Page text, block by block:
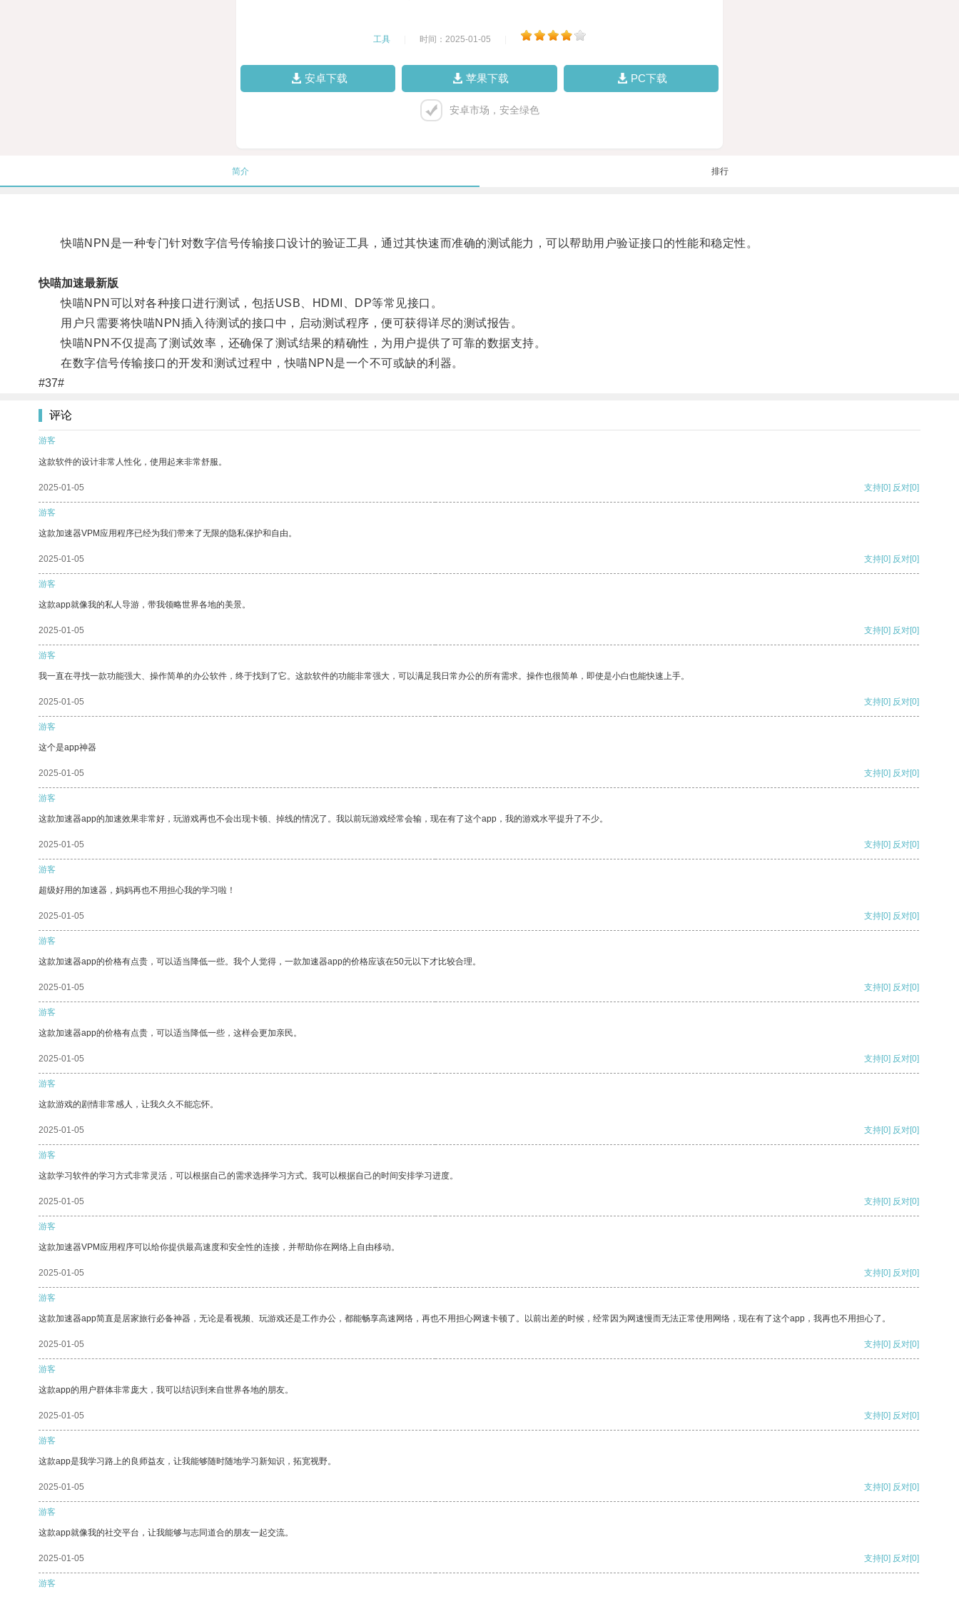
工具 时间：2025-01-05
安卓下载 苹果下载 PC下载
安卓市场，安全绿色
简介 排行
快喵NPN是一种专门针对数字信号传输接口设计的验证工具，通过其快速而准确的测试能力，可以帮助用户验证接口的性能和稳定性。
快喵加速最新版
快喵NPN可以对各种接口进行测试，包括USB、HDMI、DP等常见接口。
用户只需要将快喵NPN插入待测试的接口中，启动测试程序，便可获得详尽的测试报告。
快喵NPN不仅提高了测试效率，还确保了测试结果的精确性，为用户提供了可靠的数据支持。
在数字信号传输接口的开发和测试过程中，快喵NPN是一个不可或缺的利器。
#37#
评论
游客
这款软件的设计非常人性化，使用起来非常舒服。
2025-01-05 支持[0] 反对[0]
游客
这款加速器VPM应用程序已经为我们带来了无限的隐私保护和自由。
2025-01-05 支持[0] 反对[0]
游客
这款app就像我的私人导游，带我领略世界各地的美景。
2025-01-05 支持[0] 反对[0]
游客
我一直在寻找一款功能强大、操作简单的办公软件，终于找到了它。这款软件的功能非常强大，可以满足我日常办公的所有需求。操作也很简单，即使是小白也能快速上手。
2025-01-05 支持[0] 反对[0]
游客
这个是app神器
2025-01-05 支持[0] 反对[0]
游客
这款加速器app的加速效果非常好，玩游戏再也不会出现卡顿、掉线的情况了。我以前玩游戏经常会输，现在有了这个app，我的游戏水平提升了不少。
2025-01-05 支持[0] 反对[0]
游客
超级好用的加速器，妈妈再也不用担心我的学习啦！
2025-01-05 支持[0] 反对[0]
游客
这款加速器app的价格有点贵，可以适当降低一些。我个人觉得，一款加速器app的价格应该在50元以下才比较合理。
2025-01-05 支持[0] 反对[0]
游客
这款加速器app的价格有点贵，可以适当降低一些，这样会更加亲民。
2025-01-05 支持[0] 反对[0]
游客
这款游戏的剧情非常感人，让我久久不能忘怀。
2025-01-05 支持[0] 反对[0]
游客
这款学习软件的学习方式非常灵活，可以根据自己的需求选择学习方式。我可以根据自己的时间安排学习进度。
2025-01-05 支持[0] 反对[0]
游客
这款加速器VPM应用程序可以给你提供最高速度和安全性的连接，并帮助你在网络上自由移动。
2025-01-05 支持[0] 反对[0]
游客
这款加速器app简直是居家旅行必备神器，无论是看视频、玩游戏还是工作办公，都能畅享高速网络，再也不用担心网速卡顿了。以前出差的时候，经常因为网速慢而无法正常使用网络，现在有了这个app，我再也不用担心了。
2025-01-05 支持[0] 反对[0]
游客
这款app的用户群体非常庞大，我可以结识到来自世界各地的朋友。
2025-01-05 支持[0] 反对[0]
游客
这款app是我学习路上的良师益友，让我能够随时随地学习新知识，拓宽视野。
2025-01-05 支持[0] 反对[0]
游客
这款app就像我的社交平台，让我能够与志同道合的朋友一起交流。
2025-01-05 支持[0] 反对[0]
游客